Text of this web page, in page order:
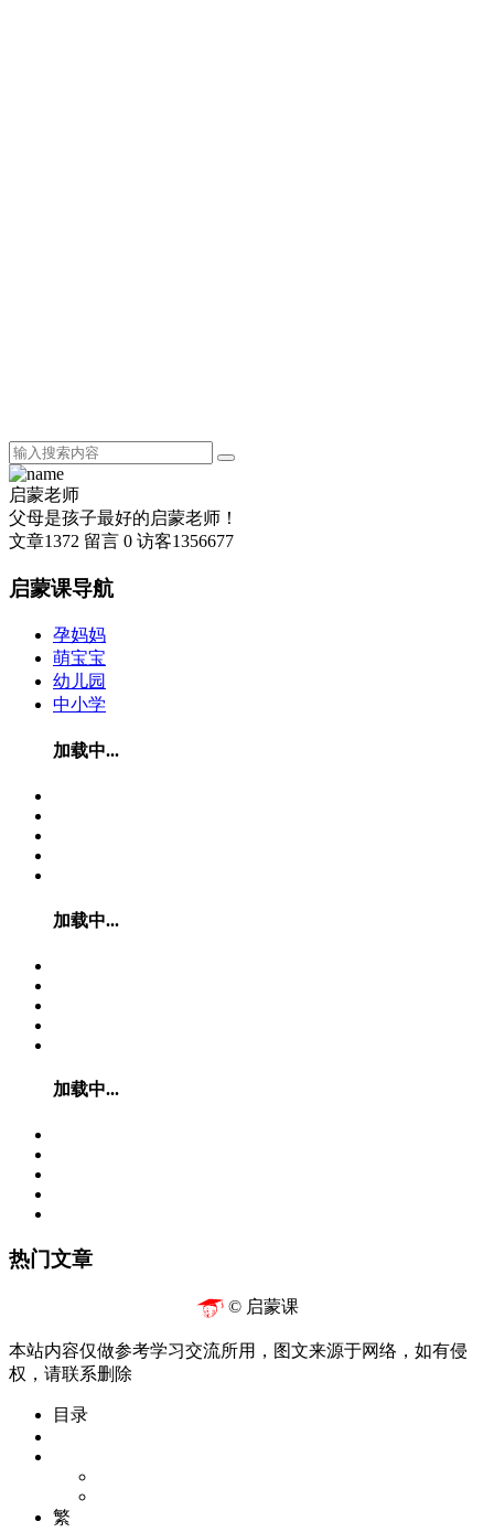
启蒙老师
父母是孩子最好的启蒙老师！
文章1372 留言 0 访客1356677
启蒙课导航
孕妈妈
萌宝宝
幼儿园
中小学
加载中...
加载中...
加载中...
热门文章
© 启蒙课
本站内容仅做参考学习交流所用，图文来源于网络，如有侵
权，请联系删除
目录
繁